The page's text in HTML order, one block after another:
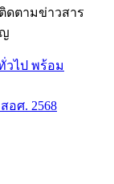
ดตามข่าวสาร
วไป พร้อม
อศ. 2568